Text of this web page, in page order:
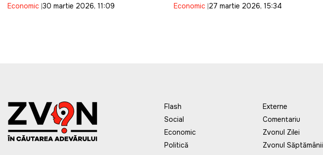
conflictului din Orientul Mijlociu
Economic 30 martie 2026, 11:09
riscă să piardă definitiv
Economic 27 martie 2026, 15:34
Flash
Social
Economic
Politică
Externe
Comentariu
Zvonul Zilei
Zvonul Săptămânii